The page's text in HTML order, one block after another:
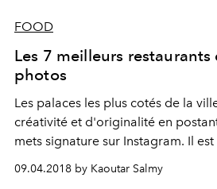
FOOD
Les 7 meilleurs
photos
Les palaces les plus cotés de la
créativité et d'originalité en
mets signature sur Instagram. Il
09.04.2018 by Kaoutar Salmy